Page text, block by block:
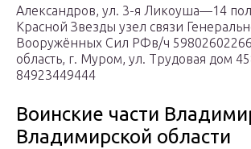
Александров, ул. 3-я Ликоуша—14
Красной Звезды узел связи
Вооружённых Сил РФв/ч
область, г. Муром, ул. Трудовая дом
84923449444
Воинские части
Владимирской области